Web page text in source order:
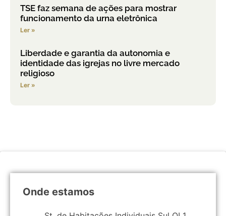
TSE faz semana de ações para mostrar
funcionamento da urna eletrônica
Ler »
Liberdade e garantia da autonomia e
identidade das igrejas no livre mercado
religioso
Ler »
Onde estamos